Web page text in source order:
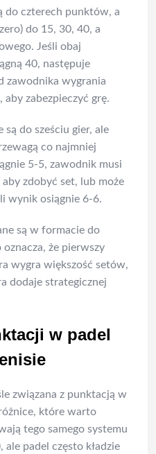
do czterech punktów, a
do 15, 30, 40, a
Jeśli obaj
40, następuje
zawodnika wygrania
zabezpieczyć grę.
do sześciu gier, ale
co najmniej
5-5, zawodnik musi
zdobyć set, lub może
wynik osiągnie 6-6.
są w formacie do
że pierwszy
wygra większość setów,
dodaje strategicznej
w padel
związana z punktacją w
które warto
tego samego systemu
padel często kładzie